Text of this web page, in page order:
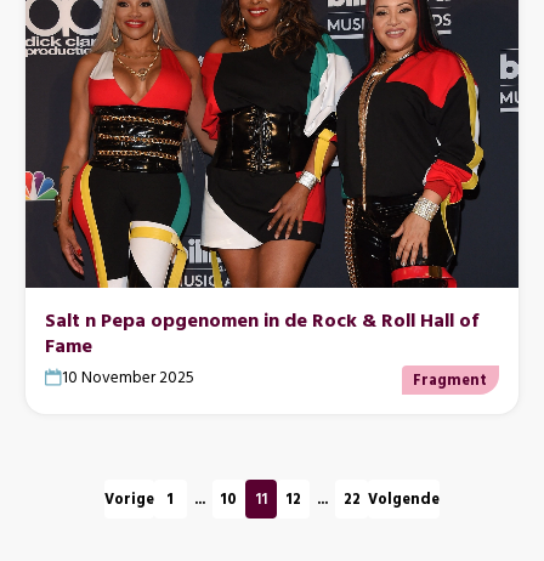
Salt n Pepa opgenomen in de Rock & Roll Hall of
Fame
10 November 2025 Fragment
PagineringVorige Pagina
1
Pagina's
Pagina
10 Pagina
11 Pagina
12 Pagina
22 Volgende